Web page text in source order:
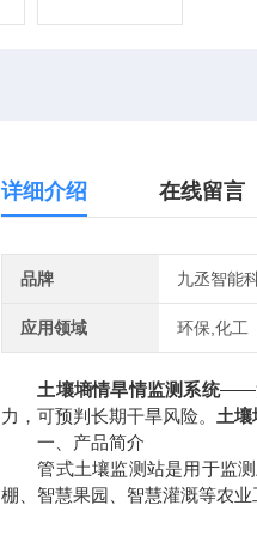
详细介绍 在线留言
品牌 九丞智能
应用领域 环保,化工
土壤墒情旱情监测系统——
力，可预判长期干旱风险。 土壤
一、产品简介
管式土壤监测站是用于监测
棚、智慧果园、智慧灌溉等农业